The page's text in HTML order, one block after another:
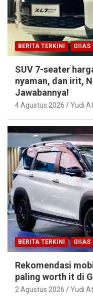
BERITA TERKINI GIIAS
SUV 7-seater
nyaman, dan irit,
Jawabannya!
4 Agustus 2026 Yudi
BERITA TERKINI GIIAS
Rekomendasi
paling worth it di
2 Agustus 2026 Yudi